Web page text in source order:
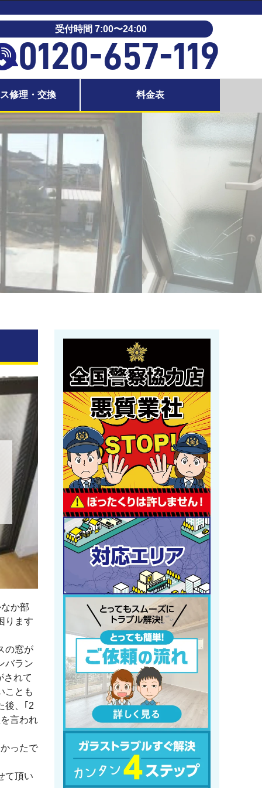
受付時間 7:00〜24:00
0120-657-119
修理・交換 料金表
か部
ります
の窓が
バラン
されて
ことも
後、｢2
言われ
ったで
て頂い